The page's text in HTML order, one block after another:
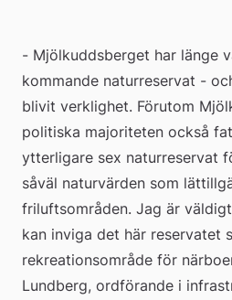
- Mjölkuddsberget har länge
kommande naturreservat -
blivit verklighet. Förutom
politiska majoriteten också
ytterligare sex naturreservat
såväl naturvärden som
friluftsområden. Jag är
kan inviga det här reservatet
rekreationsområde för
Lundberg, ordförande i